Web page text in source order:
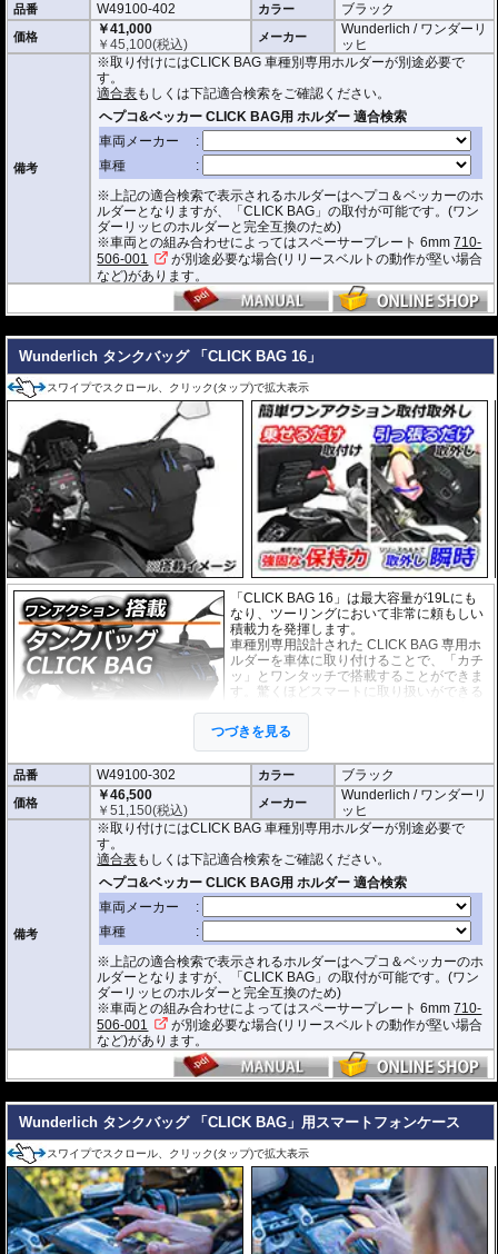
形状保持設計で、中身が空の状態でも型崩れせず、高速走行におけるバタつ
きを防ぎます。
防水インナー、防水ジッパーを装備しており、高い防水性能を有しておりま
す。(完全防水を保証するものではありません)
ジッパーにはタグが付けられており、グローブを付けたままでも簡単に開け
閉めできます。
バッグをホルダーから取り外す時もレシーバーのストラップを引くだけ。給
油時も邪魔になりません。
オプションでスペーサー
をご用意しております。タンクとタンクバッグのク
リアランスの調節が可能です。
サイド3箇所に収納ポケットを装備。
容量 : 約11L(拡張時14L)
D x W x H(cm) : 約 35 x 28 x 20(拡張時:24)
※サイズ/画像からハンドルなどと干渉しないことをあらかじめご確認の上お求
めください。
品番 W49100-402 カラー ブラック
価格
￥41,000
￥45,100(税込) メーカー
Wunderlich / ワンダーリ
ッヒ
備考
※取り付けにはCLICK BAG 車種別専用ホルダーが別途必要で
す。
適合表もしくは下記適合検索をご確認ください。
※上記の適合検索で表示されるホルダーはヘプコ＆ベッカーのホ
ルダーとなりますが、「CLICK BAG」の取付が可能です。(ワン
ダーリッヒのホルダーと完全互換のため)
※車両との組み合わせによってはスペーサープレート 6mm710-
506-001
が別途必要な場合(リリースベルトの動作が堅い場合
など)があります。
Wunderlich タンクバッグ 「CLICK BAG 16」
スワイプでスクロール、クリック(タップ)で拡大表示
「CLICK BAG 16」は最大容量が19Lにも
なり、ツーリングにおいて非常に頼もしい
積載力を発揮します。
車種別専用設計された CLICK BAG 専用ホ
ルダーを車体に取り付けることで、「カチ
ッ」とワンタッチで搭載することができま
す。驚くほどスマートに取り扱いができる
現。
撥水加工が施された耐久性が非常に高い生
地を採用。
形状保持設計で、中身が空の状態でも型崩れせず、高速走行におけるバタつ
きを防ぎます。
防水インナー、防水ジッパーを装備しており、高い防水性能を有しておりま
す。(完全防水を保証するものではありません)
ジッパーにはタグが付けられており、グローブを付けたままでも簡単に開け
閉めできます。
バッグをホルダーから取り外す時もレシーバーのストラップを引くだけ。給
油時も邪魔になりません。
オプションでスペーサー
をご用意しております。タンクとタンクバッグのク
リアランスの調節が可能です。
サイド3箇所に収納ポケットを装備。
容量 : 約16L(拡張時19L)
D x W x H(cm) : 約 40 x 32.5 x 29.5(拡張時:34)
※サイズ/画像からハンドルなどと干渉しないことをあらかじめご確認の上お求
めください。
つづきを見る
品番 W49100-302 カラー ブラック
価格
￥46,500
￥51,150(税込) メーカー
Wunderlich / ワンダーリ
ッヒ
備考
※取り付けにはCLICK BAG 車種別専用ホルダーが別途必要で
す。
適合表もしくは下記適合検索をご確認ください。
※上記の適合検索で表示されるホルダーはヘプコ＆ベッカーのホ
ルダーとなりますが、「CLICK BAG」の取付が可能です。(ワン
ダーリッヒのホルダーと完全互換のため)
※車両との組み合わせによってはスペーサープレート 6mm710-
506-001
が別途必要な場合(リリースベルトの動作が堅い場合
など)があります。
Wunderlich タンクバッグ 「CLICK BAG」用スマートフォンケース
スワイプでスクロール、クリック(タップ)で拡大表示